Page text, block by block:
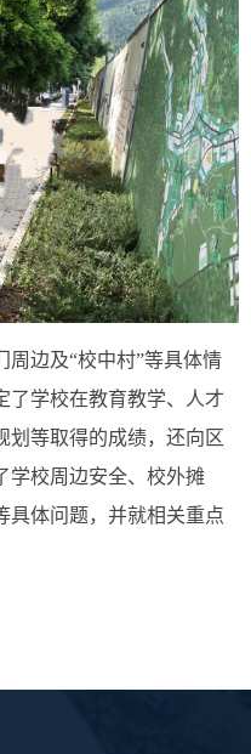
周边及“校中村”等具体情
了学校在教育教学、人才
划等取得的成绩，还向区
学校周边安全、校外摊
具体问题，并就相关重点